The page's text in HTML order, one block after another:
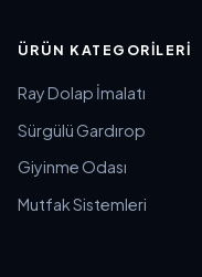
ÜRÜN KATEGORILERI
Ray Dolap İmalatı
Sürgülü Gardırop
Giyinme Odası
Mutfak Sistemleri